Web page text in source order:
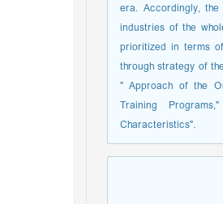
era. Accordingly,
industries of the
prioritized in terms
through strategy of
" Approach of the
Training
Characteristics".